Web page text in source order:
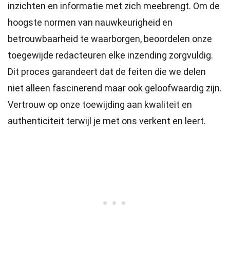
inzichten en informatie met zich meebrengt. Om de
hoogste normen van nauwkeurigheid en
betrouwbaarheid te waarborgen, beoordelen onze
toegewijde redacteuren elke inzending zorgvuldig.
Dit proces garandeert dat de feiten die we delen
niet alleen fascinerend maar ook geloofwaardig zijn.
Vertrouw op onze toewijding aan kwaliteit en
authenticiteit terwijl je met ons verkent en leert.